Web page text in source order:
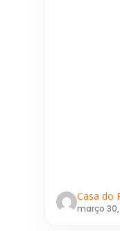
Casa do
março 30,